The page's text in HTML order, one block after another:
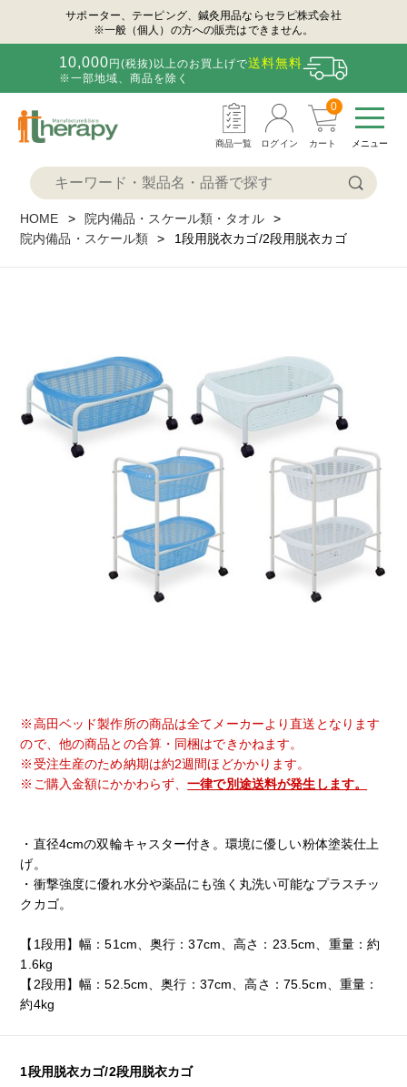
サポーター、テーピング、鍼灸用品ならセラピ株式会社
※一般（個人）の方への販売はできません。
10,000 円(税抜)以上のお買上げで送料無料
※一部地域、商品を除く
商品一覧 ログイン
0
カート メニュー
HOME
院内備品・スケール類・タオル
院内備品・スケール類
1段用脱衣カゴ/2段用脱衣カゴ
※高田ベッド製作所の商品は全てメーカーより直送となります
ので、他の商品との合算・同梱はできかねます。
※受注生産のため納期は約2週間ほどかかります。
※ご購入金額にかかわらず、一律で別途送料が発生します。
・直径4cmの双輪キャスター付き。環境に優しい粉体塗装仕上
げ。
・衝撃強度に優れ水分や薬品にも強く丸洗い可能なプラスチッ
クカゴ。
【1段用】幅：51cm、奥行：37cm、高さ：23.5cm、重量：約
1.6kg
【2段用】幅：52.5cm、奥行：37cm、高さ：75.5cm、重量：
約4kg
1段用脱衣カゴ/2段用脱衣カゴ